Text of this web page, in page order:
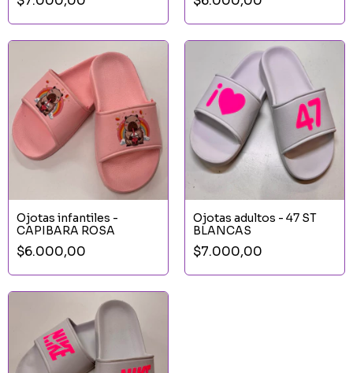
Ojotas infantiles -
CAPIBARA ROSA
$6.000,00
Ojotas adultos - 47 ST
BLANCAS
$7.000,00